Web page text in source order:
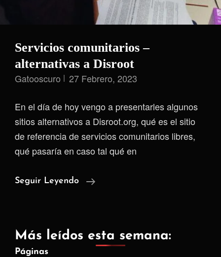
Servicios comunitarios –
alternativas a Disroot
Gatooscuro 27 Febrero, 2023
En el día de hoy vengo a presentarles algunos
sitios alternativos a Disroot.org, qué es el sitio
de referencia de servicios comunitarios libres,
qué pasaría en caso tal qué en
Seguir Leyendo
Servicios
A
Más leídos esta semana:
Páginas